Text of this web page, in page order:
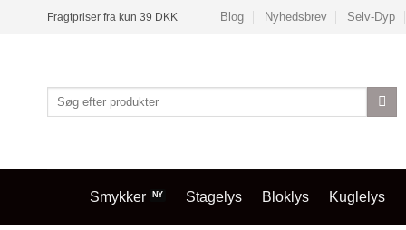
Fragtpriser fra kun 39 DKK Blog Nyhedsbrev Selv-Dyp
Søg
efter:
Smykker Stagelys Bloklys Kuglelys